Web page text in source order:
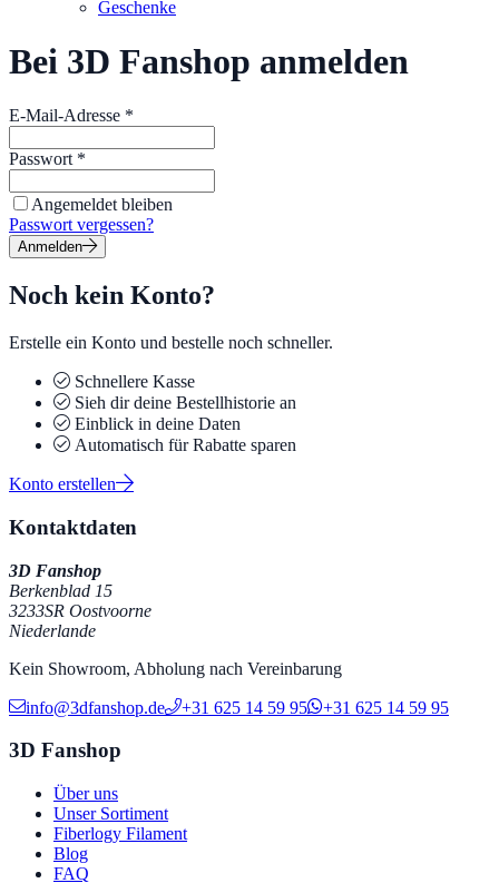
Geschenke
Bei 3D Fanshop anmelden
E-Mail-Adresse *
Passwort*
Angemeldet bleiben
Passwort vergessen?
Anmelden
Noch kein Konto?
Erstelle ein Konto und bestelle noch schneller.
Schnellere Kasse
Sieh dir deine Bestellhistorie an
Einblick in deine Daten
Automatisch für Rabatte sparen
Konto erstellen
Kontaktdaten
3D Fanshop
Berkenblad 15
3233SR Oostvoorne
Niederlande
Kein Showroom, Abholung nach Vereinbarung
info@3dfanshop.de +31 625 14 59 95 +31 625 14 59 95
3D Fanshop
Über uns
Unser Sortiment
Fiberlogy Filament
Blog
FAQ